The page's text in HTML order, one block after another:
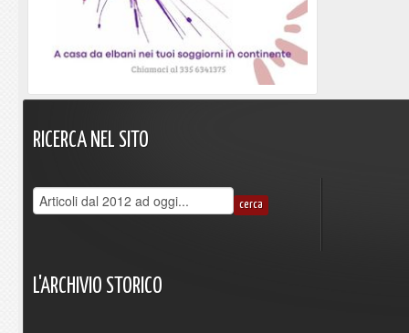
RICERCA NEL SITO
L'ARCHIVIO STORICO